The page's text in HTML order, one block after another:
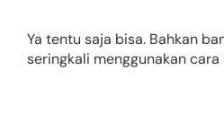
Ya tentu saja bisa. Bahkan
seringkali menggunakan